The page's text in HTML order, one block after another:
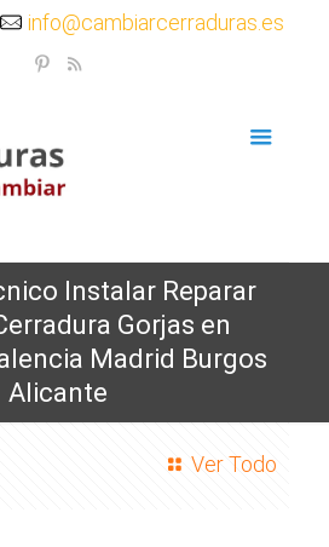
info@cambiarcerraduras.es
Instalar Reparar
Gorjas en
Madrid Burgos
Alicante
Ver Todo